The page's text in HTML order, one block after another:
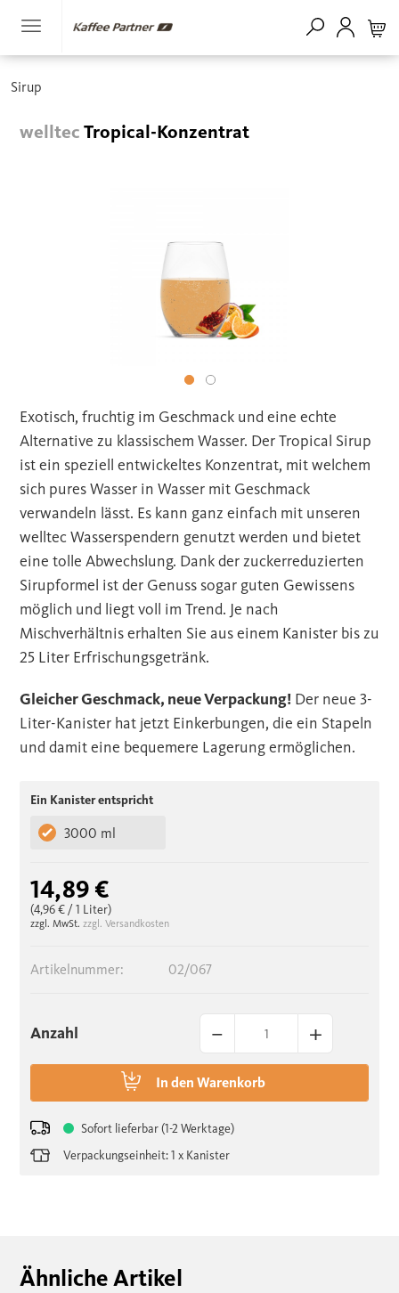
Sirup
welltecTropical-Konzentrat
Exotisch, fruchtig im Geschmack und eine echte
Alternative zu klassischem Wasser. Der Tropical Sirup
ist ein speziell entwickeltes Konzentrat, mit welchem
sich pures Wasser in Wasser mit Geschmack
verwandeln lässt. Es kann ganz einfach mit unseren
welltec Wasserspendern genutzt werden und bietet
eine tolle Abwechslung. Dank der zuckerreduzierten
Sirupformel ist der Genuss sogar guten Gewissens
möglich und liegt voll im Trend. Je nach
Mischverhältnis erhalten Sie aus einem Kanister bis zu
25 Liter Erfrischungsgetränk.
Gleicher Geschmack, neue Verpackung! Der neue 3-
Liter-Kanister hat jetzt Einkerbungen, die ein Stapeln
und damit eine bequemere Lagerung ermöglichen.
Ein Kanister entspricht
3000 ml
14,89 €
(4,96 €/ 1 Liter)
zzgl. MwSt. zzgl. Versandkosten
Sofort lieferbar (1-2 Werktage)
Verpackungseinheit: 1 x Kanister
Artikelnummer: 02/067
Anzahl – +
In den Warenkorb
Ähnliche Artikel